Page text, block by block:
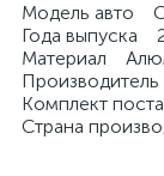
Модель авто
Года выпуска
Материал
Комплект
Страна